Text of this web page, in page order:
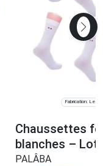
Fabrication: Les
Chaussettes
blanches – Lot
PALÂBA